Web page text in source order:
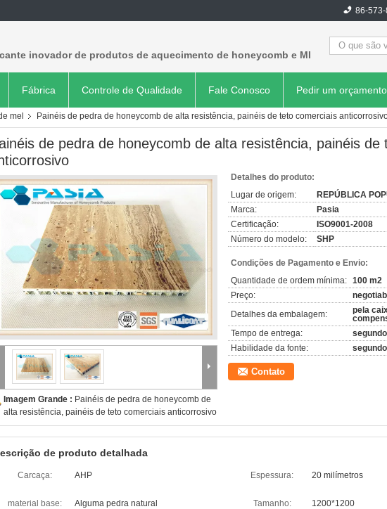
86-
inovador de produtos de aquecimento de honeycomb e MI
Fábrica Controle de Qualidade Fale Conosco Pedir um orçamento
mel Painéis de pedra de honeycomb de alta resistência, painéis de teto comerciais
de pedra de honeycomb de alta resistência, painéis de
Imagem Grande : Painéis de pedra de honeycomb de
alta resistência, painéis de teto comerciais anticorrosivo
Detalhes do produto:
Lugar de origem:
REPÚBLICA
Marca:
Pasia
Certificação:
ISO9001-2008
Número do modelo:
SHP
Condições de Pagamento e Envio:
Quantidade de ordem mínima: 100 m2
Preço:
Detalhes da embalagem:
pela
Tempo de entrega:
Habilidade da fonte:
Contato
de produto detalhada
Carcaça: AHP Espessura: 20 milímetros
material base: Alguma pedra natural Tamanho: 1200*1200